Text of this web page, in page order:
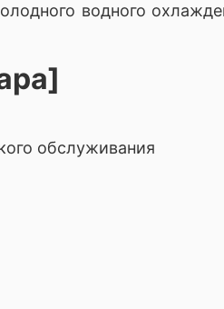
водного
обслуживания